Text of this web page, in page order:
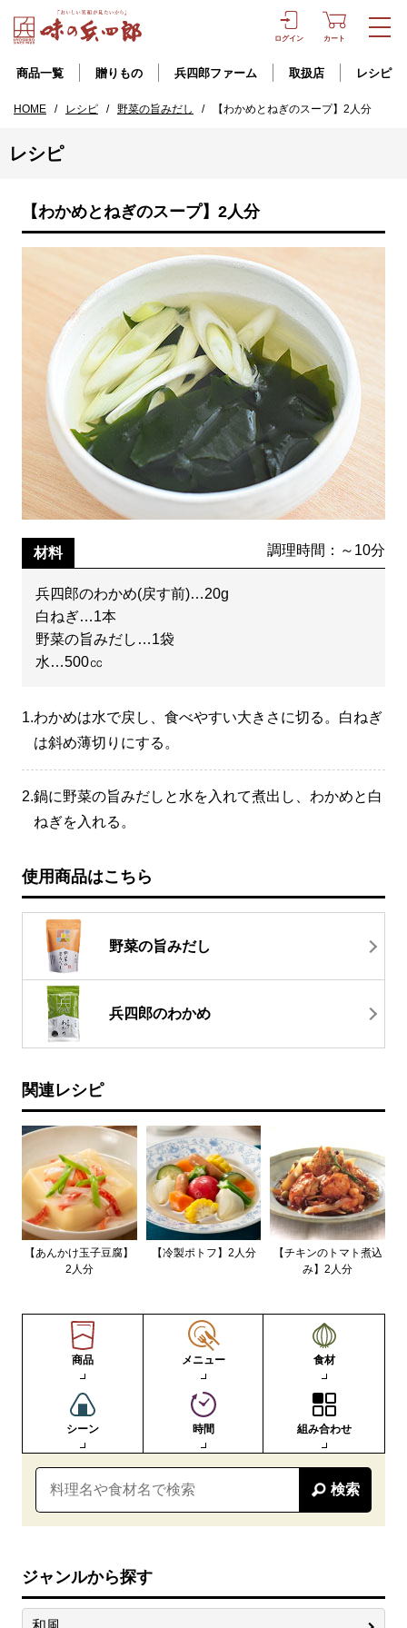
ログイン カート
商品一覧 贈りもの 兵四郎ファーム 取扱店 レシピ
HOME / レシピ / 野菜の旨みだし / 【わかめとねぎのスープ】2人分
レシピ
【わかめとねぎのスープ】2人分
材料 調理時間：～10分
兵四郎のわかめ(戻す前)…20g
白ねぎ…1本
野菜の旨みだし…1袋
水…500㏄
1.わかめは水で戻し、食べやすい大きさに切る。白ねぎ
は斜め薄切りにする。
2.鍋に野菜の旨みだしと水を入れて煮出し、わかめと白
ねぎを入れる。
使用商品はこちら
野菜の旨みだし
兵四郎のわかめ
関連レシピ
【あんかけ玉子豆腐】
2人分
【冷製ポトフ】2人分
【チキンのトマト煮込
み】2人分
商品 メニュー 食材
シーン 時間 組み合わせ
検索
ジャンルから探す